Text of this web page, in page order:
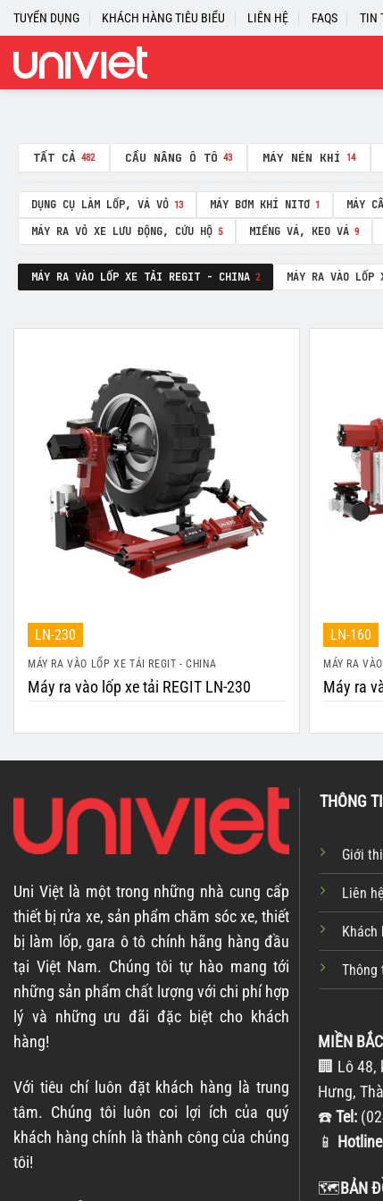
Skip
to
content
TUYỂN DỤNG KHÁCH HÀNG TIÊU BIỂU LIÊN HỆ FAQS TIN
TẤT CẢ 482 CẦU NÂNG Ô TÔ 43 MÁY NÉN KHÍ 14
DỤNG CỤ LÀM LỐP, VÁ VỎ 13 MÁY BƠM KHÍ NITƠ 1 MÁY
MÁY RA VỎ XE LƯU ĐỘNG, CỨU HỘ 5 MIẾNG VÁ, KEO VÁ 9
MÁY RA VÀO LỐP XE TẢI REGIT - CHINA 2 MÁY RA VÀO
LN-230
MÁY RA VÀO LỐP XE TẢI REGIT - CHINA
Máy ra vào lốp xe tải REGIT LN-230
LN-160
MÁY RA
Máy ra
Uni Việt là một trong những nhà cung cấp
thiết bị rửa xe, sản phẩm chăm sóc xe, thiết
bị làm lốp, gara ô tô chính hãng hàng đầu
tại Việt Nam. Chúng tôi tự hào mang tới
những sản phẩm chất lượng với chi phí hợp
lý và những ưu đãi đặc biệt cho khách
hàng!
Với tiêu chí luôn đặt khách hàng là trung
tâm. Chúng tôi luôn coi lợi ích của quý
khách hàng chính là thành công của chúng
tôi!
THÔNG
Giới
Liên
Khách
Thông
MIỀN BẮC
🏢 Lô 48,
Hưng,
☎️Tel:
📱
🗺️BẢN